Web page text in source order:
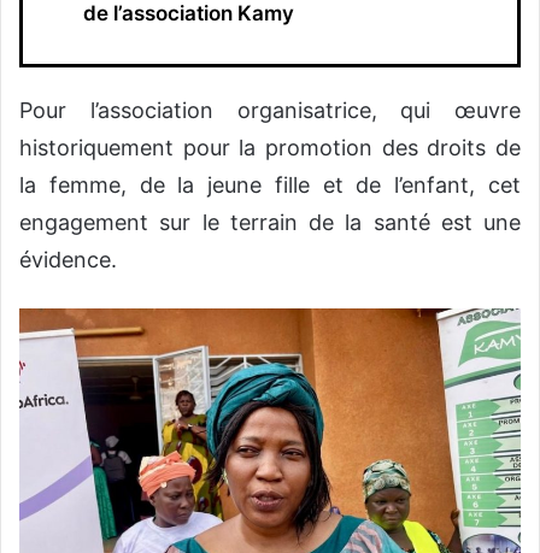
de l’association Kamy
Pour l’association organisatrice, qui œuvre
historiquement pour la promotion des droits de
la femme, de la jeune fille et de l’enfant, cet
engagement sur le terrain de la santé est une
évidence.